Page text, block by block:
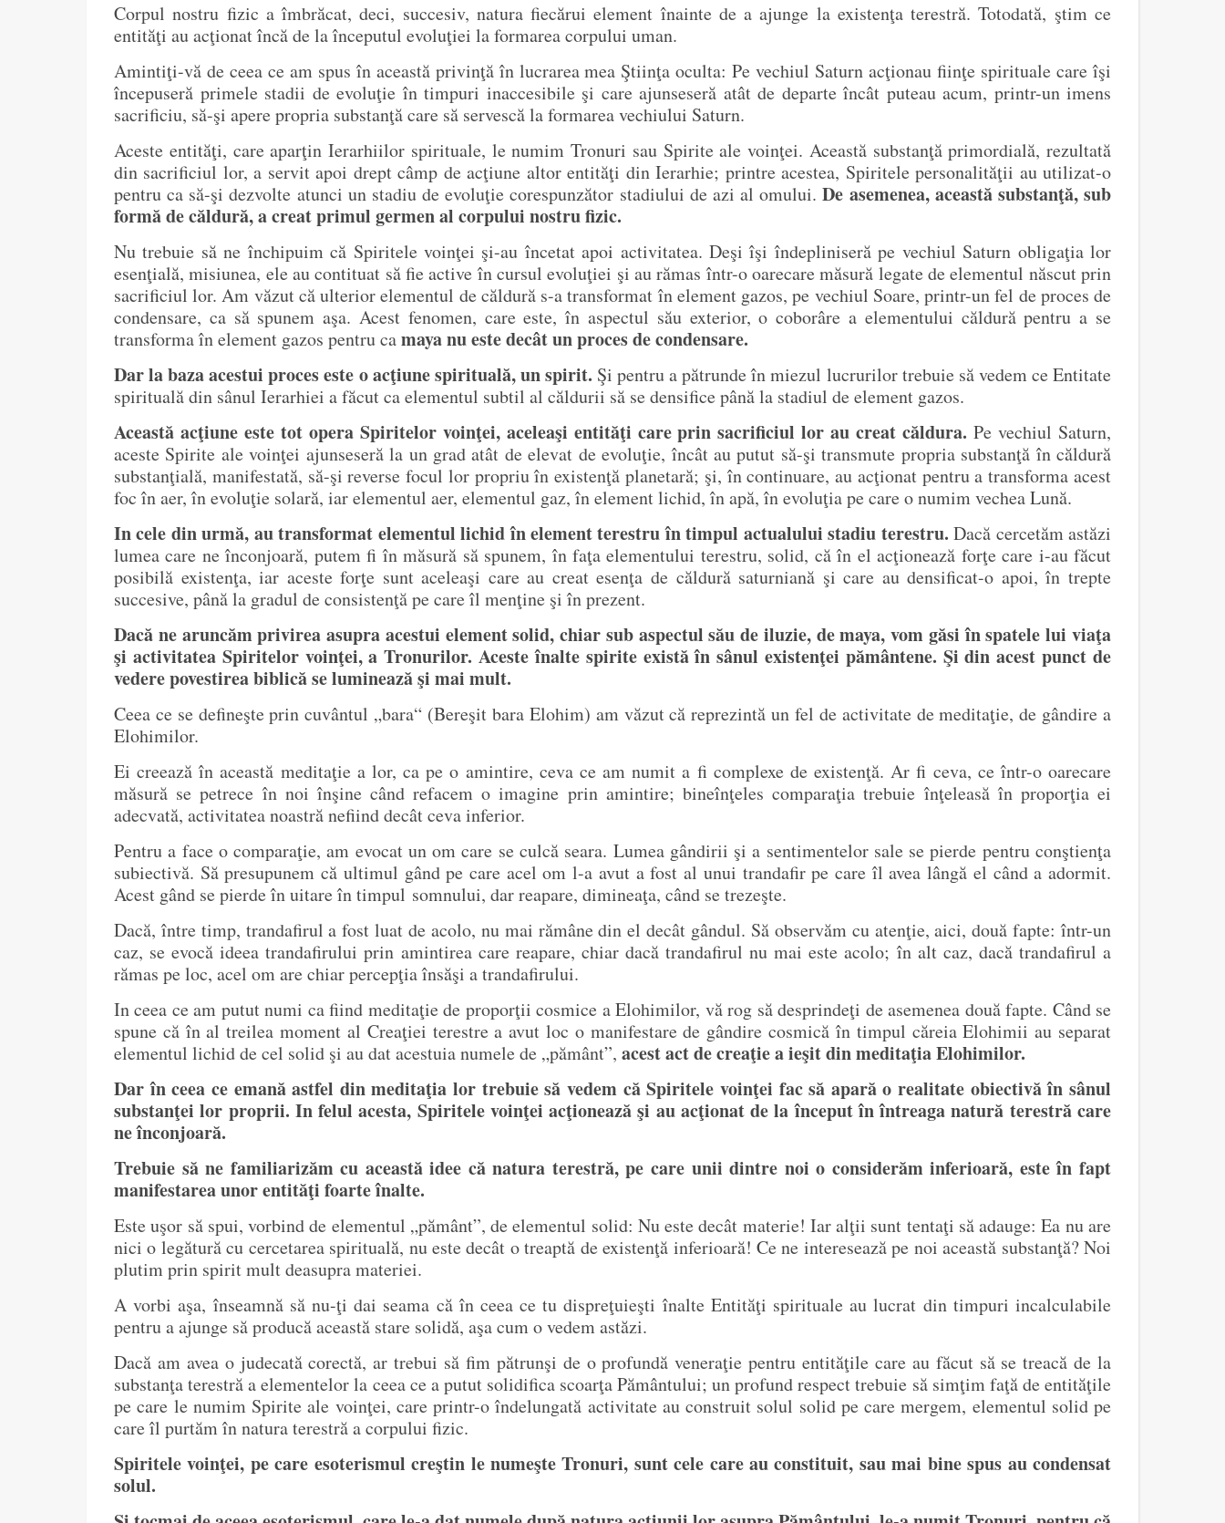
Corpul nostru fizic a îmbrăcat, deci, succesiv, natura fiecărui element înainte de a ajunge la existenţa terestră. Totodată, ştim ce
entităţi au acţionat încă de la începutul evoluţiei la formarea corpului uman.
Amintiţi-vă de ceea ce am spus în această privinţă în lucrarea mea Ştiinţa oculta: Pe vechiul Saturn acţionau fiinţe spirituale care îşi
începuseră primele stadii de evoluţie în timpuri inaccesibile şi care ajunseseră atât de departe încât puteau acum, printr-un imens
sacrificiu, să-şi apere propria substanţă care să servescă la formarea vechiului Saturn.
Aceste entităţi, care aparţin Ierarhiilor spirituale, le numim Tronuri sau Spirite ale voinţei. Această substanţă primordială, rezultată
din sacrificiul lor, a servit apoi drept câmp de acţiune altor entităţi din Ierarhie; printre acestea, Spiritele personalităţii au utilizat-o
pentru ca să-şi dezvolte atunci un stadiu de evoluţie corespunzător stadiului de azi al omului. De asemenea, această substanţă, sub
formă de căldură, a creat primul germen al corpului nostru fizic.
Nu trebuie să ne închipuim că Spiritele voinţei şi-au încetat apoi activitatea. Deşi îşi îndepliniseră pe vechiul Saturn obligaţia lor
esenţială, misiunea, ele au contituat să fie active în cursul evoluţiei şi au rămas într-o oarecare măsură legate de elementul născut prin
sacrificiul lor. Am văzut că ulterior elementul de căldură s-a transformat în element gazos, pe vechiul Soare, printr-un fel de proces de
condensare, ca să spunem aşa. Acest fenomen, care este, în aspectul său exterior, o coborâre a elementului căldură pentru a se
transforma în element gazos pentru camaya nu este decât un proces de condensare.
Dar la baza acestui proces este o acţiune spirituală, un spirit. Şi pentru a pătrunde în miezul lucrurilor trebuie să vedem ce Entitate
spirituală din sânul Ierarhiei a făcut ca elementul subtil al căldurii să se densifice până la stadiul de element gazos.
Această acţiune este tot opera Spiritelor voinţei, aceleaşi entităţi care prin sacrificiul lor au creat căldura. Pe vechiul Saturn,
aceste Spirite ale voinţei ajunseseră la un grad atât de elevat de evoluţie, încât au putut să-şi transmute propria substanţă în căldură
substanţială, manifestată, să-şi reverse focul lor propriu în existenţă planetară; şi, în continuare, au acţionat pentru a transforma acest
foc în aer, în evoluţie solară, iar elementul aer, elementul gaz, în element lichid, în apă, în evoluţia pe care o numim vechea Lună.
In cele din urmă, au transformat elementul lichid în element terestru în timpul actualului stadiu terestru. Dacă cercetăm astăzi
lumea care ne înconjoară, putem fi în măsură să spunem, în faţa elementului terestru, solid, că în el acţionează forţe care i-au făcut
posibilă existenţa, iar aceste forţe sunt aceleaşi care au creat esenţa de căldură saturniană şi care au densificat-o apoi, în trepte
succesive, până la gradul de consistenţă pe care îl menţine şi în prezent.
Dacă ne aruncăm privirea asupra acestui element solid, chiar sub aspectul său de iluzie, de maya, vom găsi în spatele lui viaţa
şi activitatea Spiritelor voinţei, a Tronurilor. Aceste înalte spirite există în sânul existenţei pământene. Şi din acest punct de
vedere povestirea biblică se luminează şi mai mult.
Ceea ce se defineşte prin cuvântul „bara“ (Bereşit bara Elohim) am văzut că reprezintă un fel de activitate de meditaţie, de gândire a
Elohimilor.
Ei creează în această meditaţie a lor, ca pe o amintire, ceva ce am numit a fi complexe de existenţă. Ar fi ceva, ce într-o oarecare
măsură se petrece în noi înşine când refacem o imagine prin amintire; bineînţeles comparaţia trebuie înţeleasă în proporţia ei
adecvată, activitatea noastră nefiind decât ceva inferior.
Pentru a face o comparaţie, am evocat un om care se culcă seara. Lumea gândirii şi a sentimentelor sale se pierde pentru conştienţa
subiectivă. Să presupunem că ultimul gând pe care acel om l-a avut a fost al unui trandafir pe care îl avea lângă el când a adormit.
Acest gând se pierde în uitare în timpul somnului, dar reapare, dimineaţa, când se trezeşte.
Dacă, între timp, trandafirul a fost luat de acolo, nu mai rămâne din el decât gândul. Să observăm cu atenţie, aici, două fapte: într-un
caz, se evocă ideea trandafirului prin amintirea care reapare, chiar dacă trandafirul nu mai este acolo; în alt caz, dacă trandafirul a
rămas pe loc, acel om are chiar percepţia însăşi a trandafirului.
In ceea ce am putut numi ca fiind meditaţie de proporţii cosmice a Elohimilor, vă rog să desprindeţi de asemenea două fapte. Când se
spune că în al treilea moment al Creaţiei terestre a avut loc o manifestare de gândire cosmică în timpul căreia Elohimii au separat
elementul lichid de cel solid şi au dat acestuia numele de „pământ”, acest act de creaţie a ieşit din meditaţia Elohimilor.
Dar în ceea ce emană astfel din meditaţia lor trebuie să vedem că Spiritele voinţei fac să apară o realitate obiectivă în sânul
substanţei lor proprii. In felul acesta, Spiritele voinţei acţionează şi au acţionat de la început în întreaga natură terestră care
ne înconjoară.
Trebuie să ne familiarizăm cu această idee că natura terestră, pe care unii dintre noi o considerăm inferioară, este în fapt
manifestarea unor entităţi foarte înalte.
Este uşor să spui, vorbind de elementul „pământ”, de elementul solid: Nu este decât materie! Iar alţii sunt tentaţi să adauge: Ea nu are
nici o legătură cu cercetarea spirituală, nu este decât o treaptă de existenţă inferioară! Ce ne interesează pe noi această substanţă? Noi
plutim prin spirit mult deasupra materiei.
A vorbi aşa, înseamnă să nu-ţi dai seama că în ceea ce tu dispreţuieşti înalte Entităţi spirituale au lucrat din timpuri incalculabile
pentru a ajunge să producă această stare solidă, aşa cum o vedem astăzi.
Dacă am avea o judecată corectă, ar trebui să fim pătrunşi de o profundă veneraţie pentru entităţile care au făcut să se treacă de la
substanţa terestră a elementelor la ceea ce a putut solidifica scoarţa Pământului; un profund respect trebuie să simţim faţă de entităţile
pe care le numim Spirite ale voinţei, care printr-o îndelungată activitate au construit solul solid pe care mergem, elementul solid pe
care îl purtăm în natura terestră a corpului fizic.
Spiritele voinţei, pe care esoterismul creştin le numeşte Tronuri, sunt cele care au constituit, sau mai bine spus au condensat
solul.